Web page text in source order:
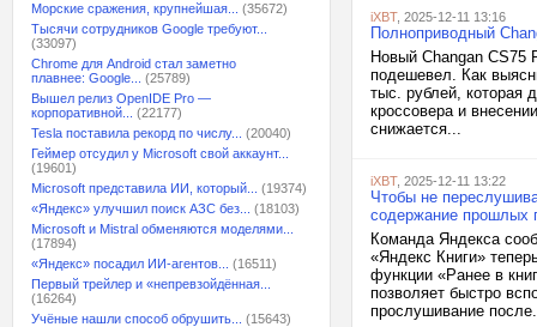
Морские сражения, крупнейшая...
(35672)
Тысячи сотрудников Google требуют...
(33097)
Chrome для Android стал заметно
плавнее: Google...
(25789)
Вышел релиз OpenIDE Pro —
корпоративной...
(22177)
Tesla поставила рекорд по числу...
(20040)
Геймер отсудил у Microsoft свой аккаунт...
(19601)
Microsoft представила ИИ, который...
(19374)
«Яндекс» улучшил поиск АЗС без...
(18103)
Microsoft и Mistral обменяются моделями...
(17894)
«Яндекс» посадил ИИ-агентов...
(16511)
Первый трейлер и «непревзойдённая...
(16264)
Учёные нашли способ обрушить...
(15643)
iXBT, 2025-12-11 13:16
Полноприводный
Новый Changan CS75
подешевел. Как
тыс. рублей, которая
кроссовера и
снижается...
iXBT, 2025-12-11 13:22
Чтобы не
содержание прошлых
Команда Яндекса
«Яндекс Книги»
функции «Ранее в
позволяет быстро
прослушивание